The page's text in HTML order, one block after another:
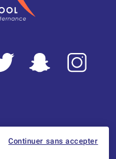
Tarifs CGI
Continuer sans accepter